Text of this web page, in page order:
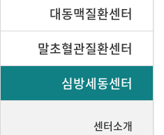
대동맥질환센터
말초혈관질환센터
심방세동센터
센터소개